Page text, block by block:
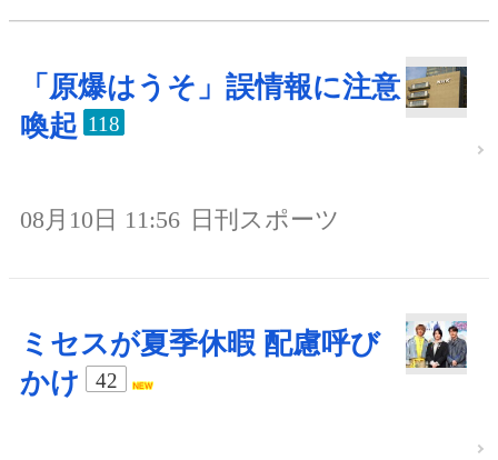
「原爆はうそ」誤情報に注意
喚起 118
08月10日 11:56 日刊スポーツ
ミセスが夏季休暇 配慮呼び
かけ
42